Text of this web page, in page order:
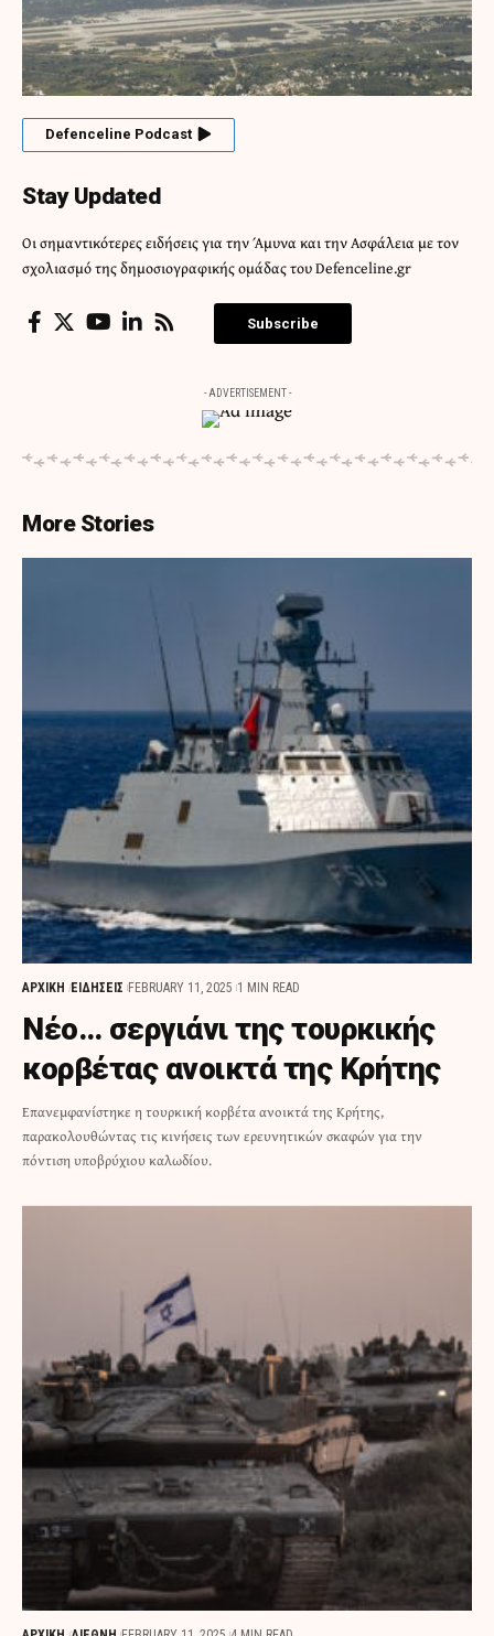
Defenceline Podcast
Stay Updated
Οι σημαντικότερες ειδήσεις για την Άμυνα και την Ασφάλεια με τον
σχολιασμό της δημοσιογραφικής ομάδας του Defenceline.gr
Subscribe
- ADVERTISEMENT -
More Stories
ΑΡΧΙΚΗ ΕΙΔΗΣΕΙΣ FEBRUARY 11, 2025 1 MIN READ
Νέο… σεργιάνι της τουρκικής
κορβέτας ανοικτά της Κρήτης
Επανεμφανίστηκε η τουρκική κορβέτα ανοικτά της Κρήτης,
παρακολουθώντας τις κινήσεις των ερευνητικών σκαφών για την
πόντιση υποβρύχιου καλωδίου.